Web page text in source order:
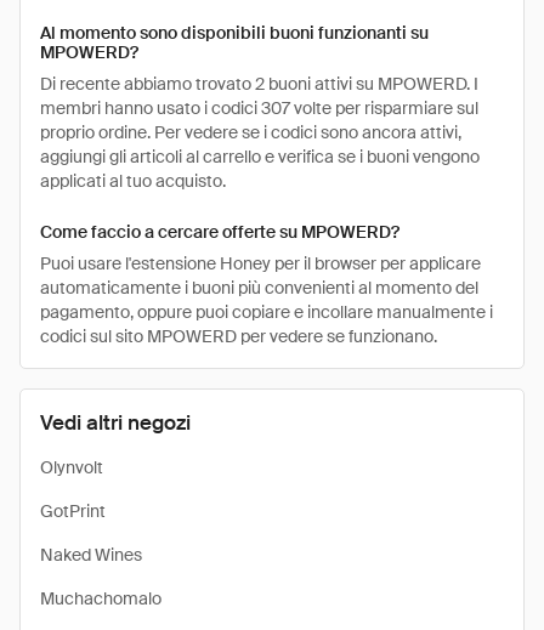
Vedi altri negozi
Olynvolt
GotPrint
Naked Wines
Muchachomalo
Al momento sono disponibili buoni funzionanti su
MPOWERD?
Di recente abbiamo trovato 2 buoni attivi su MPOWERD. I
membri hanno usato i codici 307 volte per risparmiare sul
proprio ordine. Per vedere se i codici sono ancora attivi,
aggiungi gli articoli al carrello e verifica se i buoni vengono
applicati al tuo acquisto.
Come faccio a cercare offerte su MPOWERD?
Puoi usare l'estensione Honey per il browser per applicare
automaticamente i buoni più convenienti al momento del
pagamento, oppure puoi copiare e incollare manualmente i
codici sul sito MPOWERD per vedere se funzionano.